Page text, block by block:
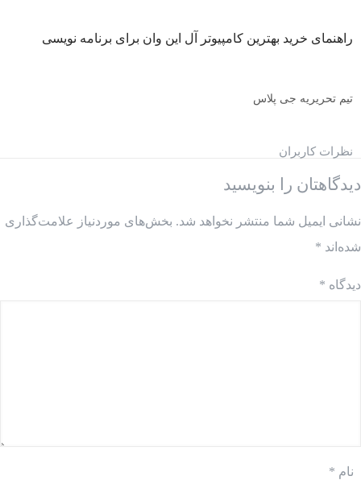
راهنمای خرید بهترین کامپیوتر آل این وان برای برنامه نویسی
تیم تحریریه جی پلاس
نظرات کاربران
دیدگاهتان را بنویسید
نشانی ایمیل شما منتشر نخواهد شد. بخش‌های موردنیاز علامت‌گذاری
شده‌اند *
دیدگاه *
نام *